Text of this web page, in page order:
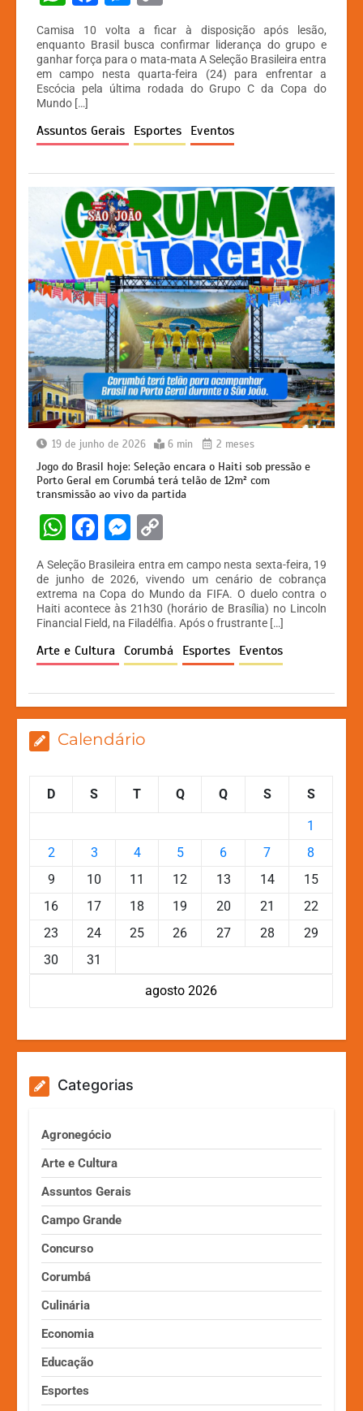
at
s
A
p
p
c
e
b
o
o
k
s
s
e
n
g
er
p
y
Li
n
k
Camisa 10 volta a ficar à disposição após lesão,
enquanto Brasil busca confirmar liderança do grupo e
ganhar força para o mata-mata A Seleção Brasileira entra
em campo nesta quarta-feira (24) para enfrentar a
Escócia pela última rodada do Grupo C da Copa do
Mundo […]
Assuntos Gerais Esportes Eventos
19 de junho de 2026 6 min 2 meses
Jogo do Brasil hoje: Seleção encara o Haiti sob pressão e
Porto Geral em Corumbá terá telão de 12m² com
transmissão ao vivo da partida
W
h
at
s
A
p
F
c
e
b
o
k
M
s
s
e
n
er
p
y
Li
n
A Seleção Brasileira entra em campo nesta sexta-feira, 19
de junho de 2026, vivendo um cenário de cobrança
extrema na Copa do Mundo da FIFA. O duelo contra o
Haiti acontece às 21h30 (horário de Brasília) no Lincoln
Financial Field, na Filadélfia. Após o frustrante […]
Arte e Cultura Corumbá Esportes Eventos
Calendário
agosto 2026
D S T Q Q S S
1
2
3 4 5 6 7
8
9
10 11 12 13 14
15
16
17 18 19 20 21
22
23
24 25 26 27 28
29
30
31
Categorias
Agronegócio
Arte e Cultura
Assuntos Gerais
Campo Grande
Concurso
Corumbá
Culinária
Economia
Educação
Esportes